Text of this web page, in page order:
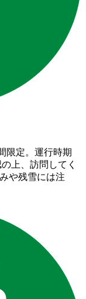
限定。運行時期
上、訪問してく
や残雪には注